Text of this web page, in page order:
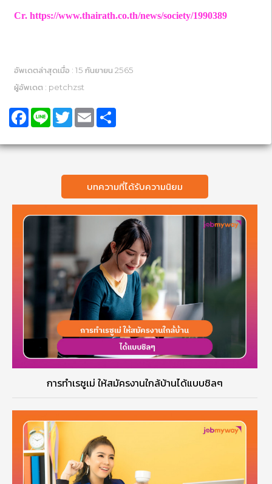
Cr. https://www.thairath.co.th/news/society/1990389
อัพเดตล่าสุดเมื่อ : 15 กันยายน 2565
ผู้อัพเดต : petchzst
Facebook
Line TwitterEmail
บทความที่ได้รับความนิยม
การทำเรซูเม่ ให้สมัครงานใกล้บ้านได้แบบชิลๆ